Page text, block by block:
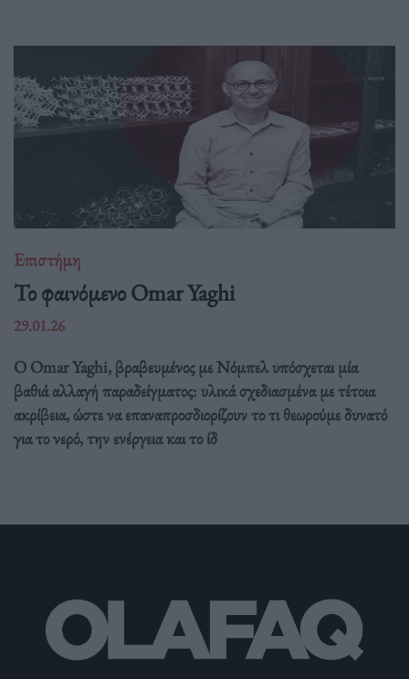
Επιστήμη
Το φαινόμενο Omar Yaghi
29.01.26
Ο Omar Yaghi, βραβευμένος με Νόμπελ υπόσχεται μία
βαθιά αλλαγή παραδείγματος: υλικά σχεδιασμένα με τέτοια
ακρίβεια, ώστε να επαναπροσδιορίζουν το τι θεωρούμε δυνατό
για το νερό, την ενέργεια και το ίδ